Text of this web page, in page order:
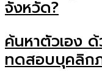
จังหวัด?
ค้นหาตัวเอง
ทดสอบบุคลิก